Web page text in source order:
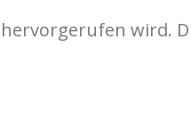
wird.